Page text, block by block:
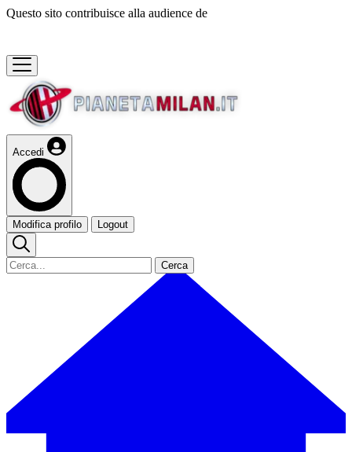
Questo sito contribuisce alla audience de
Accedi
Modifica profilo Logout
Cerca